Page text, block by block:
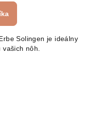
Solingen je ideálny
vašich nôh.